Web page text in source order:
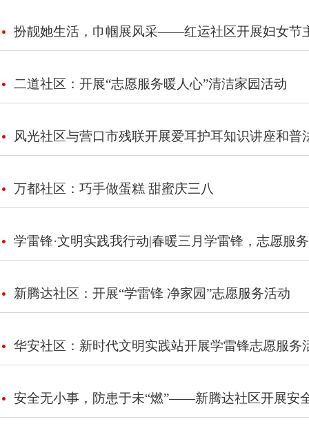
扮靓她生活，巾帼展风采——红运社区开展妇女节
二道社区：开展“志愿服务暖人心”清洁家园活动
风光社区与营口市残联开展爱耳护耳知识讲座和普
万都社区：巧手做蛋糕 甜蜜庆三八
学雷锋·文明实践我行动|春暖三月学雷锋，志愿服
新腾达社区：开展“学雷锋 净家园”志愿服务活动
华安社区：新时代文明实践站开展学雷锋志愿服务
安全无小事，防患于未“燃”——新腾达社区开展安